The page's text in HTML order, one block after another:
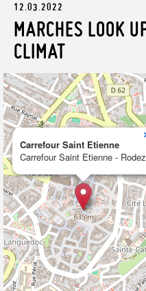
12.03.2022
MARCHES LOOK
CLIMAT
Carrefour Saint Etienne
Carrefour Saint Etienne - Rodez